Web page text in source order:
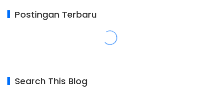
Postingan Terbaru
Search This Blog